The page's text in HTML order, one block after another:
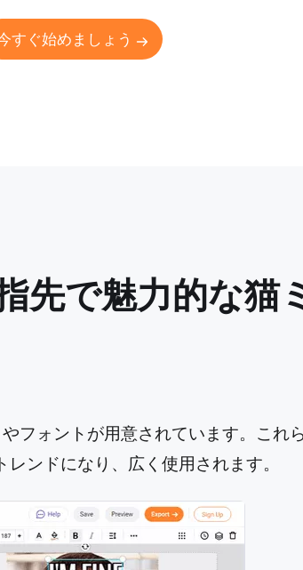
すぐ始めましょう
先で魅力的な猫
フォントが用意されています。これ
ンドになり、広く使用されます。